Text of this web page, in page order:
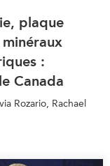
plaque
:
Canada
Rozario, Rachael